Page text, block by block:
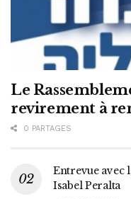
Le
revirement à
0 PARTAGES
Entrevue avec
Isabel Peralta